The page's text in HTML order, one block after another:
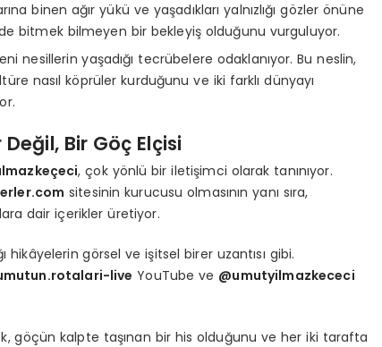
binen ağır yükü ve yaşadıkları yalnızlığı gözler önüne
bitmek bilmeyen bir bekleyiş olduğunu vurguluyor.
nesillerin yaşadığı tecrübelere odaklanıyor. Bu neslin,
nasıl köprüler kurduğunu ve iki farklı dünyayı
Bir Göç Elçisi
, çok yönlü bir iletişimci olarak tanınıyor.
sitesinin kurucusu olmasının yanı sıra,
dair içerikler üretiyor.
hikâyelerin görsel ve işitsel birer uzantısı gibi.
live YouTube ve @umutyilmazkececi
göçün kalpte taşınan bir his olduğunu ve her iki tarafta